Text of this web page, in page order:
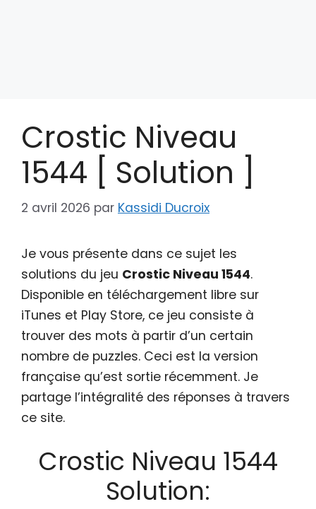
Crostic Niveau
1544 [ Solution ]
2 avril 2026 par Kassidi Ducroix
Je vous présente dans ce sujet les
solutions du jeu Crostic Niveau 1544.
Disponible en téléchargement libre sur
iTunes et Play Store, ce jeu consiste à
trouver des mots à partir d’un certain
nombre de puzzles. Ceci est la version
française qu’est sortie récemment. Je
partage l’intégralité des réponses à travers
ce site.
Crostic Niveau 1544
Solution: